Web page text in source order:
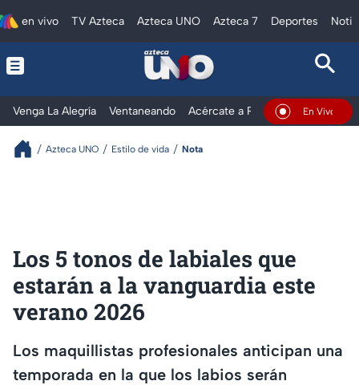
en vivo TV Azteca Azteca UNO Azteca 7 Deportes
Venga La Alegría Ventaneando Acércate a Rocío Al Extremo
En Vivo
Azteca UNO Estilo de vida Nota
Los 5 tonos de labiales que
estarán a la vanguardia este
verano 2026
Los maquillistas profesionales anticipan una
temporada en la que los labios serán